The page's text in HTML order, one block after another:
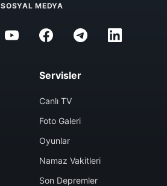
SOSYAL MEDYA
Servisler
Canlı TV
Foto Galeri
Oyunlar
Namaz Vakitleri
Son Depremler